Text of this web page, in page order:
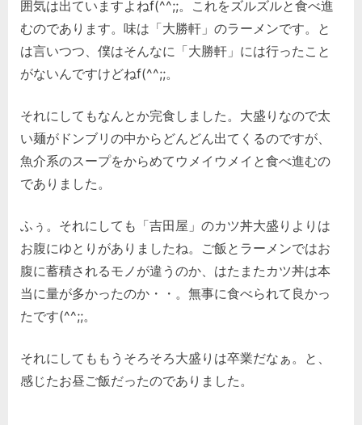
囲気は出ていますよねf(^^;;。これをズルズルと食べ進
むのであります。味は「大勝軒」のラーメンです。と
は言いつつ、僕はそんなに「大勝軒」には行ったこと
がないんですけどねf(^^;;。
それにしてもなんとか完食しました。大盛りなので太
い麺がドンブリの中からどんどん出てくるのですが、
魚介系のスープをからめてウメイウメイと食べ進むの
でありました。
ふぅ。それにしても「吉田屋」のカツ丼大盛りよりは
お腹にゆとりがありましたね。ご飯とラーメンではお
腹に蓄積されるモノが違うのか、はたまたカツ丼は本
当に量が多かったのか・・。無事に食べられて良かっ
たです(^^;;。
それにしてももうそろそろ大盛りは卒業だなぁ。と、
感じたお昼ご飯だったのでありました。